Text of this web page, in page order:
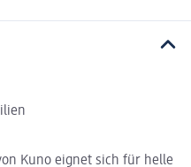
Kuno eignet sich für helle